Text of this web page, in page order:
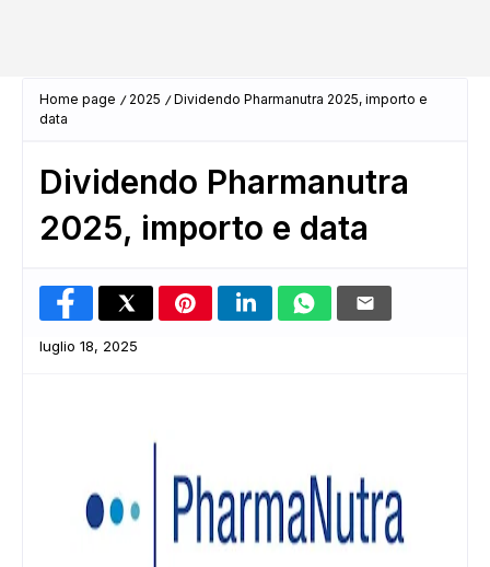
Home page 2025
Dividendo Pharmanutra 2025, importo e
data
Dividendo Pharmanutra
2025, importo e data
luglio 18, 2025